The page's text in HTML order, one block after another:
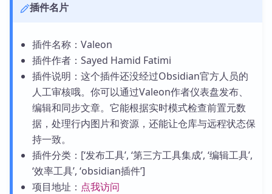
插件名片
插件名称：Valeon
插件作者：Sayed Hamid Fatimi
插件说明：这个插件还没经过Obsidian官方人员的
人工审核哦。你可以通过Valeon作者仪表盘发布、
编辑和同步文章。它能根据实时模式检查前置元数
据，处理行内图片和资源，还能让仓库与远程状态保
持一致。
插件分类：[‘发布工具’, ‘第三方工具集成’, ‘编辑工具’,
‘效率工具’, ‘obsidian插件’]
项目地址： 点我访问